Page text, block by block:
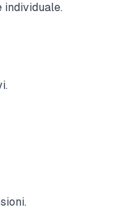
individuale.